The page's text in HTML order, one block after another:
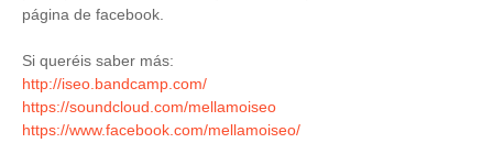
página de facebook.
Si queréis saber más:
http://iseo.bandcamp.com/
https://soundcloud.com/mellamoiseo
https://www.facebook.com/mellamoiseo/